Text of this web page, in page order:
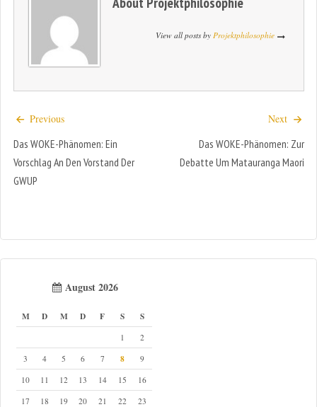
View all posts by Projektphilosophie
Previous
Das WOKE-Phänomen: Ein
Vorschlag An Den Vorstand Der
GWUP
Next
Das WOKE-Phänomen: Zur
Debatte Um Matauranga Maori
August 2026
M D M D F S S
1
2
3
4 5 6 7 8
9
10
11 12 13 14 15
16
17
18 19 20 21 22
23